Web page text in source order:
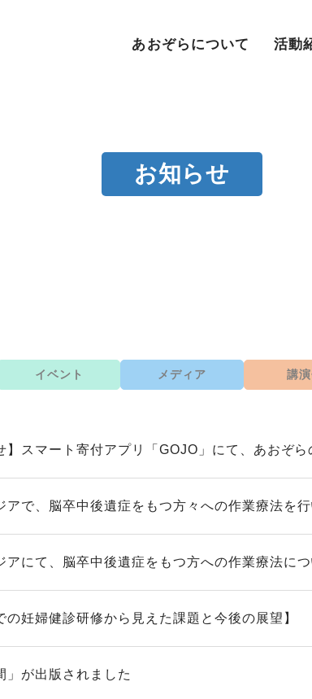
あおぞらについて 活動
お知らせ
イベント メディア 講
】スマート寄付アプリ「GOJO」にて、あおぞ
アで、脳卒中後遺症をもつ方々への作業療法を行
アにて、脳卒中後遺症をもつ方への作業療法に
の妊婦健診研修から見えた課題と今後の展望】
」が出版されました